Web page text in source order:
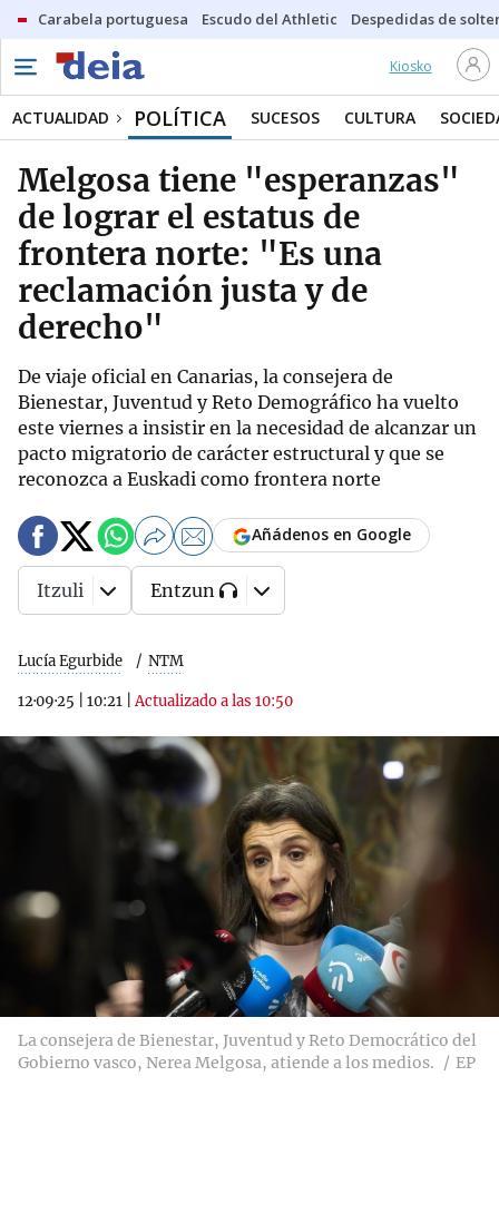
Carabela portuguesa Escudo del Athletic Despedidas de
Kiosko
ACTUALIDAD POLÍTICA SUCESOS CULTURA
Melgosa tiene "esperanzas"
de lograr el estatus de
frontera norte: "Es una
reclamación justa y de
derecho"
De viaje oficial en Canarias, la consejera de
Bienestar, Juventud y Reto Demográfico ha vuelto
este viernes a insistir en la necesidad de alcanzar un
pacto migratorio de carácter estructural y que se
reconozca a Euskadi como frontera norte
Lucía Egurbide NTM
12·09·25 10:21 |Actualizado a las 10:50
Añádenos en Google
Itzuli Entzun
La consejera de Bienestar, Juventud y Reto Democrático del
Gobierno vasco, Nerea Melgosa, atiende a los medios.
EP